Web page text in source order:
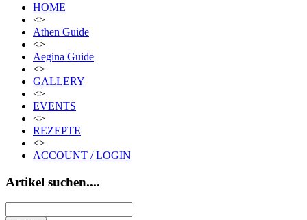
HOME
<>
Athen Guide
<>
Aegina Guide
<>
GALLERY
<>
EVENTS
<>
REZEPTE
<>
ACCOUNT / LOGIN
Artikel suchen....